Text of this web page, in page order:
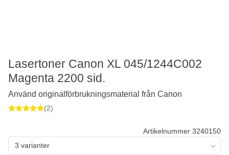
Artikelnummer 3240150
3 varianter
Lasertoner Canon XL 045/1244C002
Magenta 2200 sid.
Använd originalförbrukningsmaterial från Canon
(2)